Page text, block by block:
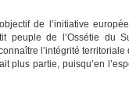
de l’initiative
peuple de l’Ossétie du
l’intégrité
plus partie, puisqu’en